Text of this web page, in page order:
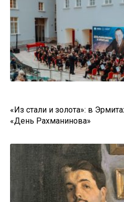
«Из стали и золота»: в
«День Рахманинова»